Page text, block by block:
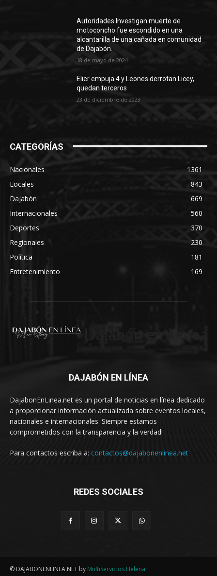
Autoridades Investigan muerte de
motoconcho fue escondido en una
alcantarilla de una cañada en comunidad
de Dajabón.
18 de mayo de 2024
Elier empuja 4 y Leones derrotan Licey,
quedan terceros
23 de diciembre de 2023
CATEGORÍAS
Nacionales
1361
Locales
843
Dajabón
669
Internacionales
560
Deportes
370
Regionales
230
Política
181
Entretenimiento
169
DAJABÓN EN LÍNEA
DajabonEnLinea.net es un portal de noticias en línea dedicado
a proporcionar información actualizada sobre eventos locales,
nacionales e internacionales. Siempre estamos
comprometidos con la transparencia y la verdad!
Para contactos escriba a: contactos@dajabonenlinea.net
REDES SOCIALES
© DAJABONENLINEA.NET by MultiServicios Helena